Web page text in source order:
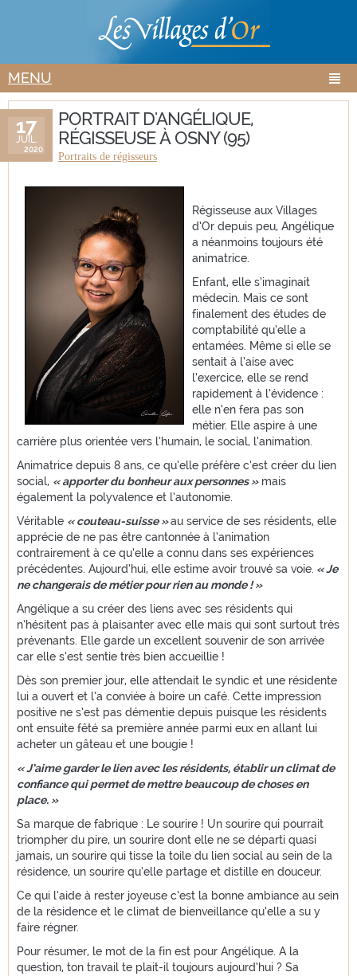
MENU
PORTRAIT D'ANGÉLIQUE,
RÉGISSEUSE À OSNY (95)
17
JUIL.
2020
Portraits de régisseurs
Régisseuse aux Villages
d’Or depuis peu, Angélique
a néanmoins toujours été
animatrice.
Enfant, elle s’imaginait
médecin. Mais ce sont
finalement des études de
comptabilité qu’elle a
entamées. Même si elle se
sentait à l’aise avec
l’exercice, elle se rend
rapidement à l’évidence :
elle n’en fera pas son
métier. Elle aspire à une
carrière plus orientée vers l’humain, le social, l’animation.
Animatrice depuis 8 ans, ce qu’elle préfère c’est créer du lien
social, « apporter du bonheur aux personnes »mais
également la polyvalence et l’autonomie.
Véritable « couteau-suisse »au service de ses résidents, elle
apprécie de ne pas être cantonnée à l’animation
contrairement à ce qu’elle a connu dans ses expériences
précédentes. Aujourd’hui, elle estime avoir trouvé sa voie. « Je
ne changerais de métier pour rien au monde ! »
Angélique a su créer des liens avec ses résidents qui
n’hésitent pas à plaisanter avec elle mais qui sont surtout très
prévenants. Elle garde un excellent souvenir de son arrivée
car elle s’est sentie très bien accueillie !
Dès son premier jour, elle attendait le syndic et une résidente
lui a ouvert et l’a conviée à boire un café. Cette impression
positive ne s’est pas démentie depuis puisque les résidents
ont ensuite fêté sa première année parmi eux en allant lui
acheter un gâteau et une bougie !
« J’aime garder le lien avec les résidents, établir un climat de
confiance qui permet de mettre beaucoup de choses en
place. »
Sa marque de fabrique : Le sourire ! Un sourire qui pourrait
triompher du pire, un sourire dont elle ne se départi quasi
jamais, un sourire qui tisse la toile du lien social au sein de la
résidence, un sourire qu’elle partage et distille en douceur.
Ce qui l’aide à rester joyeuse c’est la bonne ambiance au sein
de la résidence et le climat de bienveillance qu’elle a su y
faire régner.
Pour résumer, le mot de la fin est pour Angélique. A la
question, ton travail te plait-il toujours aujourd’hui ? Sa